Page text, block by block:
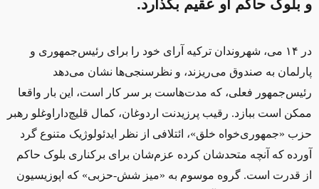
و بلوک حاکم او عقیم بگذارد.
در ۱۴ می، شهروندان ترکیه آرای خود را برای رئیس‌جمهوری و
پارلمان به صندوق می‌ریزند، و نظرسنجی‌ها نشان می‌دهد
رئیس‌جمهور فعلی، که مدت‌هاست بر سر کار است، این بار واقعا
ممکن است ببازد. رقیب پرزیدنت اردوغان، کمال قلیچ‌داراوغلو رهبر
حزب «جمهوری‌خواه خلق»، ائتلافی از نظر ایدئولوژیک متنوع گرد
آورده که آنچه متحدشان کرده عزم‌شان برای برکناری بلوک حاکم
از قدرت است. گروه موسوم به «میز شش‌-حزبی» که اپوزیسیون